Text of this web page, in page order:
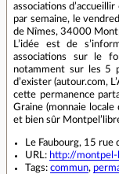
associations
par semaine, le
de Nîmes, 34000
L’idée est de
associations sur le
notamment sur les 5
d’exister (autour.com,
cette permanence
Graine (monnaie
et bien sûr
Le Faubourg, 15
URL: http://
Tags: commun,